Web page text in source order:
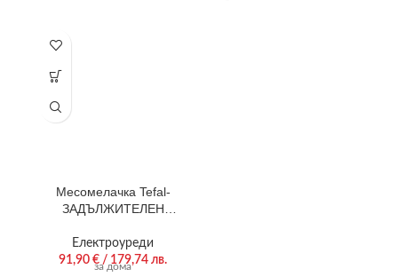
Месомелачка Tefal-
ЗАДЪЛЖИТЕЛЕН
МЕСНИ РЕЦЕПТИ.
Електроуреди
91,90 € / 179,74 лв.
за дома